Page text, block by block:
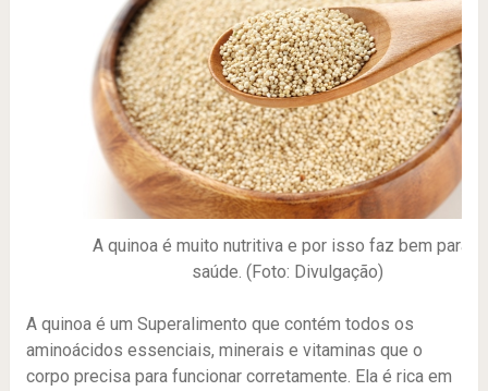
A quinoa é muito nutritiva e por isso faz bem para a
saúde. (Foto: Divulgação)
A quinoa é um Superalimento que contém todos os
aminoácidos essenciais, minerais e vitaminas que o
corpo precisa para funcionar corretamente. Ela é rica em